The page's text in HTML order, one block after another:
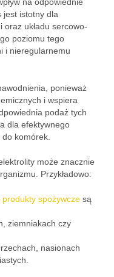
jest istotny dla
oraz układu sercowo-
poziomu tego
i nieregularnemu
ponieważ
i wspiera
podaż tych
dla efektywnego
komórek.
może znacznie
Przykładowo:
spożywcze są
ziemniakach czy
nasionach